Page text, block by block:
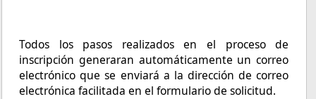
Todos los pasos realizados en el proceso de
inscripción generaran automáticamente un correo
electrónico que se enviará a la dirección de correo
electrónica facilitada en el formulario de solicitud.